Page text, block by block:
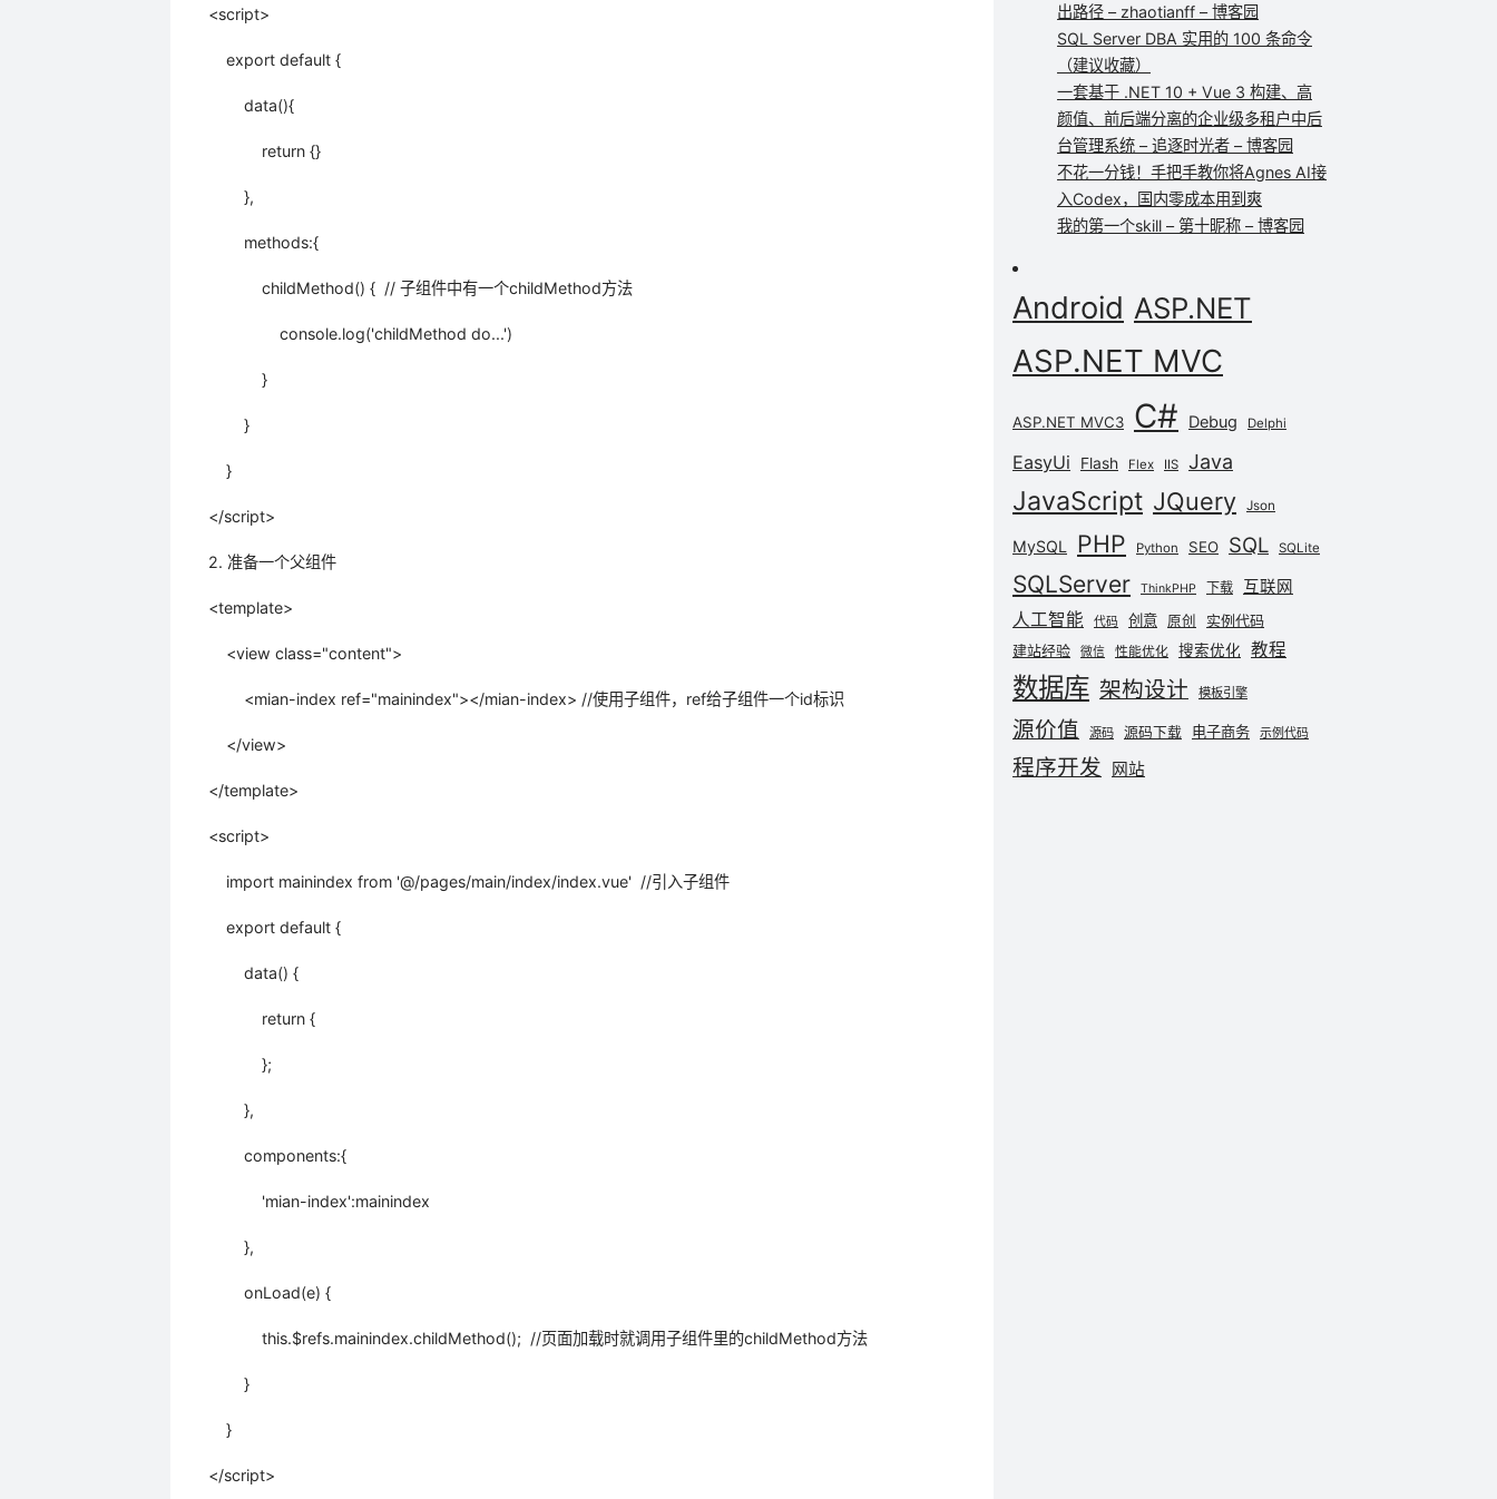
<script>
export default {
data(){
return {}
},
methods:{
childMethod() { // 子组件中有一个childMethod方法
console.log('childMethod do...')
}
}
}
</script>
2. 准备一个父组件
<template>
<view class="content">
<mian-index ref="mainindex"></mian-index> //使用子组件，ref给子组件一个id标识
</view>
</template>
<script>
import mainindex from '@/pages/main/index/index.vue' //引入子组件
export default {
data() {
return {
};
},
components:{
'mian-index':mainindex
},
onLoad(e) {
this.$refs.mainindex.childMethod(); //页面加载时就调用子组件里的childMethod方法
}
}
</script>
出路径 – zhaotianff – 博客园
SQL Server DBA 实用的 100 条命令
（建议收藏）
一套基于 .NET 10 + Vue 3 构建、高
颜值、前后端分离的企业级多租户中后
台管理系统 – 追逐时光者 – 博客园
不花一分钱！手把手教你将Agnes AI接
入Codex，国内零成本用到爽
我的第一个skill – 第十昵称 – 博客园
Android ASP.NET
ASP.NET MVC
ASP.NET MVC3 C# Debug Delphi
EasyUi Flash Flex IIS Java
JavaScript JQuery Json
MySQL PHP Python SEO SQL SQLite
SQLServer ThinkPHP 下载 互联网
人工智能 代码 创意 原创
实例代码
建站经验
微信 性能优化 搜索优化 教程
数据库 架构设计 模板引擎
源价值 源码 源码下载 电子商务 示例代码
程序开发 网站